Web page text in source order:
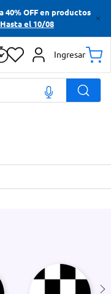
40% OFF en productos
Hasta el 10/08
Ingresar